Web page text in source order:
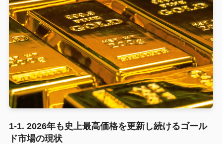
1-1. 2026年も史上最高価格を更新し続けるゴール
ド市場の現状